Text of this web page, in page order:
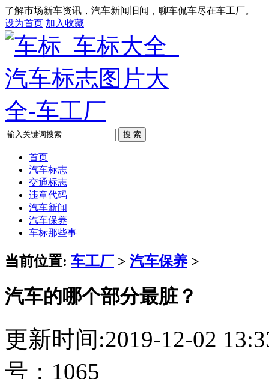
了解市场新车资讯，汽车新闻旧闻，聊车侃车尽在车工厂。
设为首页 加入收藏
搜 索
首页
汽车标志
交通标志
违章代码
汽车新闻
汽车保养
车标那些事
当前位置: 车工厂 > 汽车保养>
汽车的哪个部分最脏？
更新时间:2019-12-02
号：1065